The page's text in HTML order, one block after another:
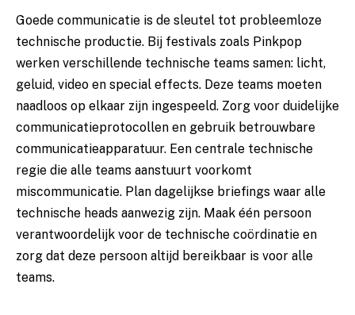
Goede communicatie is de sleutel tot probleemloze
technische productie. Bij festivals zoals Pinkpop
werken verschillende technische teams samen: licht,
geluid, video en special effects. Deze teams moeten
naadloos op elkaar zijn ingespeeld. Zorg voor duidelijke
communicatieprotocollen en gebruik betrouwbare
communicatieapparatuur. Een centrale technische
regie die alle teams aanstuurt voorkomt
miscommunicatie. Plan dagelijkse briefings waar alle
technische heads aanwezig zijn. Maak één persoon
verantwoordelijk voor de technische coördinatie en
zorg dat deze persoon altijd bereikbaar is voor alle
teams.